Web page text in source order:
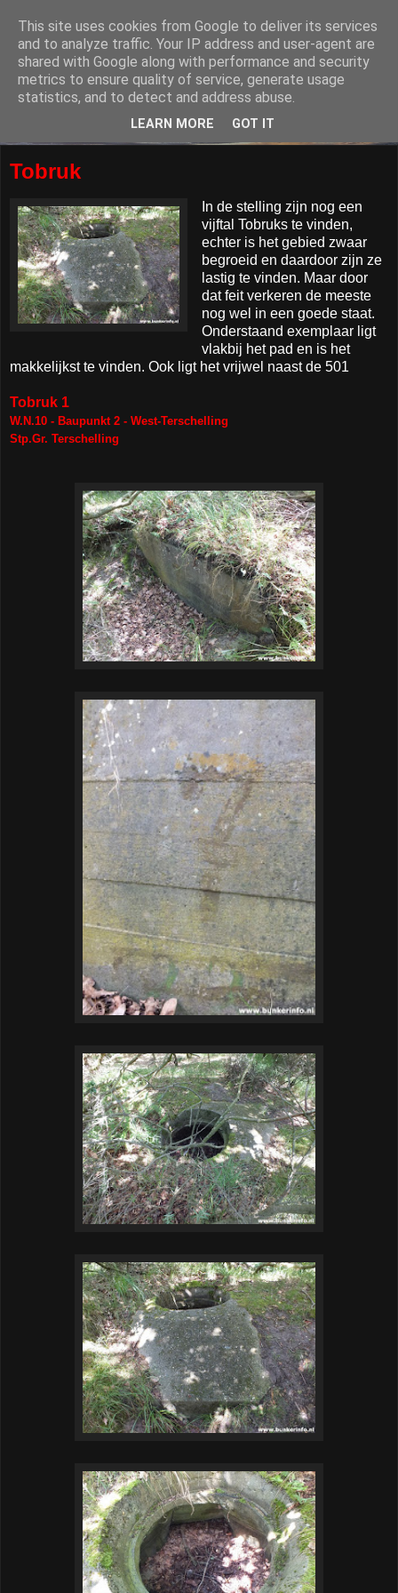
Tobruk
In de stelling zijn nog een
vijftal Tobruks te vinden,
echter is het gebied zwaar
begroeid en daardoor zijn ze
lastig te vinden. Maar door
dat feit verkeren de meeste
nog wel in een goede staat.
Onderstaand exemplaar ligt
vlakbij het pad en is het
makkelijkst te vinden. Ook ligt het vrijwel naast de 501
Tobruk 1
W.N.10 - Baupunkt 2 - West-Terschelling
Stp.Gr. Terschelling
This site uses cookies from Google to deliver its services
and to analyze traffic. Your IP address and user-agent are
shared with Google along with performance and security
metrics to ensure quality of service, generate usage
statistics, and to detect and address abuse.
LEARN MORE GOT IT